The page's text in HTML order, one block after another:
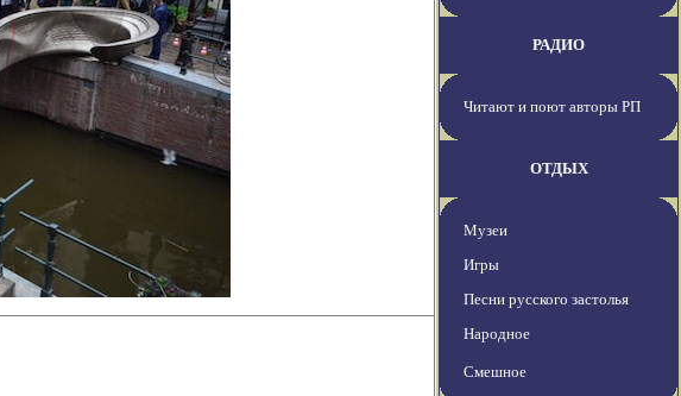
РАДИО
Читают и поют авторы РП
ОТДЫХ
Музеи
Игры
Песни русского застолья
Народное
Смешное